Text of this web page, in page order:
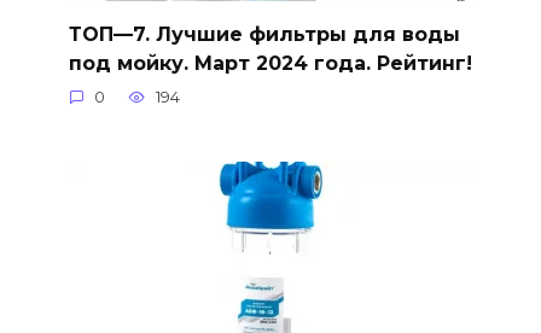
ТОП—7. Лучшие фильтры для воды
под мойку. Март 2024 года. Рейтинг!
0 194